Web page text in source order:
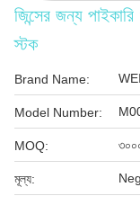
জিন্সের জন্য
স্টক
Brand Name:
Model Number:
MOQ:
মূল্য: